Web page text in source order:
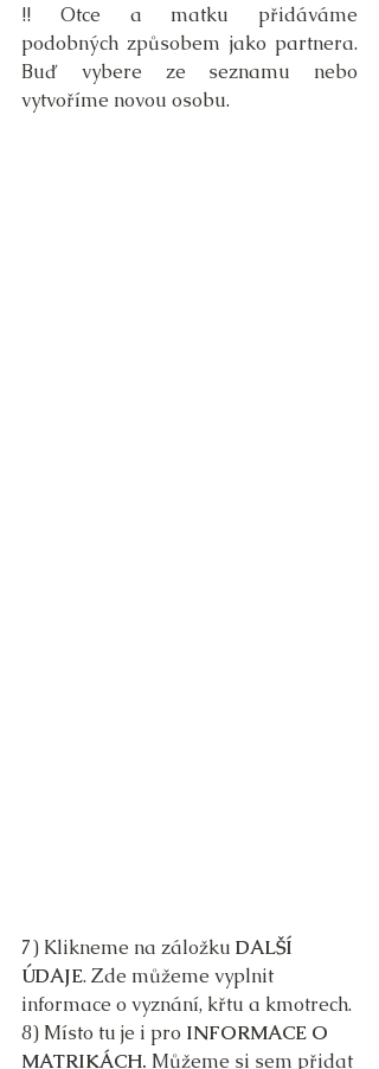
!! Otce a matku přidáváme
podobných způsobem jako partnera.
Buď vybere ze seznamu nebo
vytvoříme novou osobu.
7) Klikneme na záložku DALŠÍ
ÚDAJE. Zde můžeme vyplnit
informace o vyznání, křtu a kmotrech.
8) Místo tu je i pro INFORMACE O
MATRIKÁCH. Můžeme si sem přidat